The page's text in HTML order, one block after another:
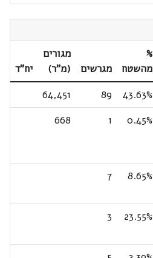
%
מהשטח
מגרשים
מגורים
(מ"ר)
יח"ד
43.63%
89
64,451
0.45%
1
668
8.65%
7
23.55%
3